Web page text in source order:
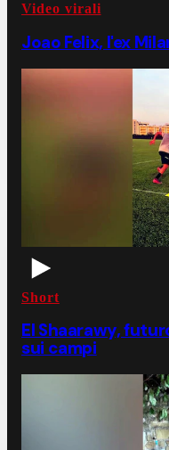
Video virali
Joao Felix, l'ex
Short
El Shaarawy,
sui campi